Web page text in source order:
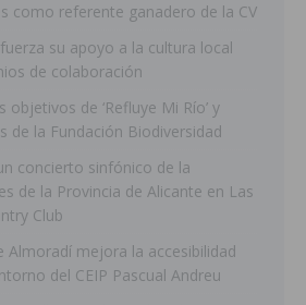
como referente ganadero de la CV
su apoyo a la cultura local
de colaboración
objetivos de ‘Refluye Mi Río’ y
de la Fundación Biodiversidad
concierto sinfónico de la
de la Provincia de Alicante en Las
Club
Almoradí mejora la accesibilidad
del CEIP Pascual Andreu